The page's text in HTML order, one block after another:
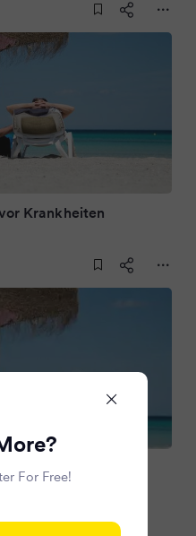
Krankheiten
sich Reisende vor
For Free!